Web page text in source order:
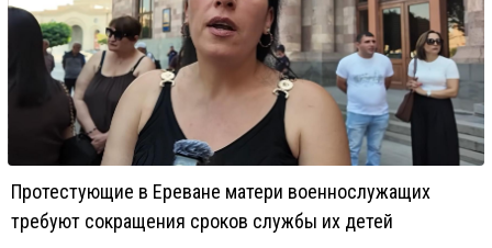
Протестующие в Ереване матери военнослужащих
требуют сокращения сроков службы их детей